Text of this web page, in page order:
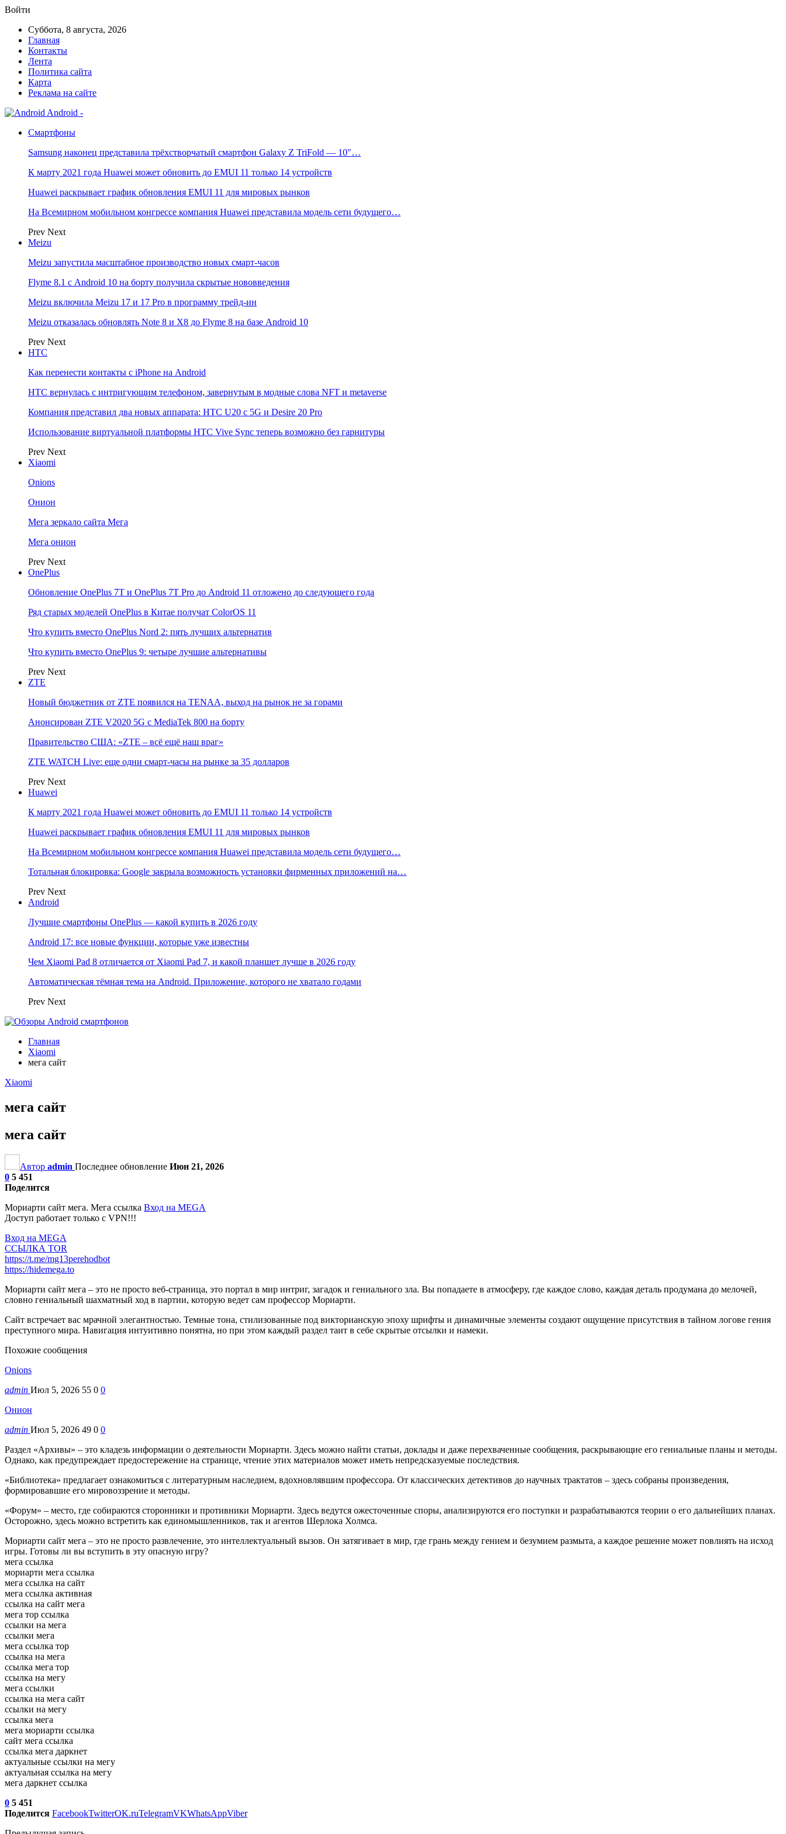
Войти
Суббота, 8 августа, 2026
Главная
Контакты
Лента
Политика сайта
Карта
Реклама на сайте
Android -
Смартфоны
Samsung наконец представила трёхстворчатый смартфон Galaxy Z TriFold — 10″…
К марту 2021 года Huawei может обновить до EMUI 11 только 14 устройств
Huawei раскрывает график обновления EMUI 11 для мировых рынков
На Всемирном мобильном конгрессе компания Huawei представила модель сети будущего…
Prev Next
Meizu
Meizu запустила масштабное производство новых смарт-часов
Flyme 8.1 с Android 10 на борту получила скрытые нововведения
Meizu включила Meizu 17 и 17 Pro в программу трейд-ин
Meizu отказалась обновлять Note 8 и X8 до Flyme 8 на базе Android 10
Prev Next
НТС
Как перенести контакты с iPhone на Android
HTC вернулась с интригующим телефоном, завернутым в модные слова NFT и metaverse
Компания представил два новых аппарата: HTC U20 с 5G и Desire 20 Pro
Использование виртуальной платформы HTC Vive Sync теперь возможно без гарнитуры
Prev Next
Xiaomi
Onions
Онион
Мега зеркало сайта Мега
Мега онион
Prev Next
OnePlus
Обновление OnePlus 7T и OnePlus 7T Pro до Android 11 отложено до следующего года
Ряд старых моделей OnePlus в Китае получат ColorOS 11
Что купить вместо OnePlus Nord 2: пять лучших альтернатив
Что купить вместо OnePlus 9: четыре лучшие альтернативы
Prev Next
ZTE
Новый бюджетник от ZTE появился на TENAA, выход на рынок не за горами
Анонсирован ZTE V2020 5G с MediaTek 800 на борту
Правительство США: «ZTE – всё ещё наш враг»
ZTE WATCH Live: еще одни смарт-часы на рынке за 35 долларов
Prev Next
Huawei
К марту 2021 года Huawei может обновить до EMUI 11 только 14 устройств
Huawei раскрывает график обновления EMUI 11 для мировых рынков
На Всемирном мобильном конгрессе компания Huawei представила модель сети будущего…
Тотальная блокировка: Google закрыла возможность установки фирменных приложений на…
Prev Next
Android
Лучшие смартфоны OnePlus — какой купить в 2026 году
Android 17: все новые функции, которые уже известны
Чем Xiaomi Pad 8 отличается от Xiaomi Pad 7, и какой планшет лучше в 2026 году
Автоматическая тёмная тема на Android. Приложение, которого не хватало годами
Prev Next
Главная
Xiaomi
мега сайт
Xiaomi
мега сайт
мега сайт
Автор admin Последнее обновление Июн 21, 2026
0 5 451
Поделится
Мориарти сайт мега. Мега ссылка Вход на MEGA
Доступ работает только с VPN!!!
Вход на MEGA
ССЫЛКА TOR
https://t.me/mg13perehodbot
https://hidemega.to
Мориарти сайт мега – это не просто веб-страница, это портал в мир интриг, загадок и гениального зла. Вы попадаете в атмосферу, где каждое слово, каждая деталь продумана до мелочей,
словно гениальный шахматный ход в партии, которую ведет сам профессор Мориарти.
Сайт встречает вас мрачной элегантностью. Темные тона, стилизованные под викторианскую эпоху шрифты и динамичные элементы создают ощущение присутствия в тайном логове гения
преступного мира. Навигация интуитивно понятна, но при этом каждый раздел таит в себе скрытые отсылки и намеки.
Похожие сообщения
Onions
admin Июл 5, 2026 55 0 0
Онион
admin Июл 5, 2026 49 0 0
Раздел «Архивы» – это кладезь информации о деятельности Мориарти. Здесь можно найти статьи, доклады и даже перехваченные сообщения, раскрывающие его гениальные планы и методы.
Однако, как предупреждает предостережение на странице, чтение этих материалов может иметь непредсказуемые последствия.
«Библиотека» предлагает ознакомиться с литературным наследием, вдохновлявшим профессора. От классических детективов до научных трактатов – здесь собраны произведения,
формировавшие его мировоззрение и методы.
«Форум» – место, где собираются сторонники и противники Мориарти. Здесь ведутся ожесточенные споры, анализируются его поступки и разрабатываются теории о его дальнейших планах.
Осторожно, здесь можно встретить как единомышленников, так и агентов Шерлока Холмса.
Мориарти сайт мега – это не просто развлечение, это интеллектуальный вызов. Он затягивает в мир, где грань между гением и безумием размыта, а каждое решение может повлиять на исход
игры. Готовы ли вы вступить в эту опасную игру?
мега ссылка
мориарти мега ссылка
мега ссылка на сайт
мега ссылка активная
ссылка на сайт мега
мега тор ссылка
ссылки на мега
ссылки мега
мега ссылка тор
ссылка на мега
ссылка мега тор
ссылка на мегу
мега ссылки
ссылка на мега сайт
ссылки на мегу
ссылка мега
мега мориарти ссылка
сайт мега ссылка
ссылка мега даркнет
актуальные ссылки на мегу
актуальная ссылка на мегу
мега даркнет ссылка
0 5 451
Поделится FacebookTwitterOK.ruTelegramVKWhatsAppViber